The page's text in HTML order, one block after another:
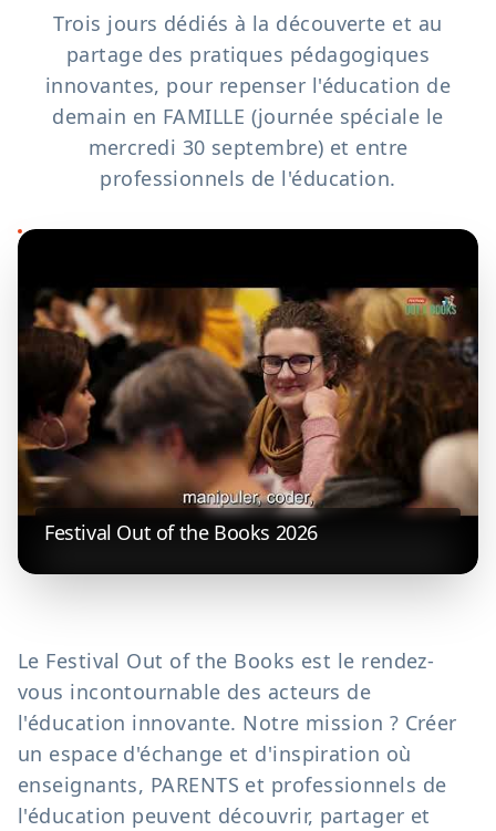
Trois jours dédiés à la découverte et au
partage des pratiques pédagogiques
innovantes, pour repenser l'éducation de
demain en FAMILLE (journée spéciale le
mercredi 30 septembre) et entre
professionnels de l'éducation.
Festival Out of the Books 2026
Le Festival Out of the Books est le rendez-
vous incontournable des acteurs de
l'éducation innovante. Notre mission ? Créer
un espace d'échange et d'inspiration où
enseignants, PARENTS et professionnels de
l'éducation peuvent découvrir, partager et